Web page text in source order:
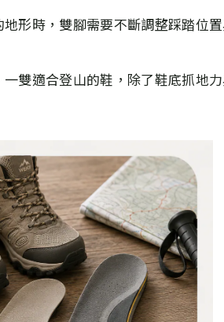
形時，雙腳需要不斷調整踩踏位
雙適合登山的鞋，除了鞋底抓地